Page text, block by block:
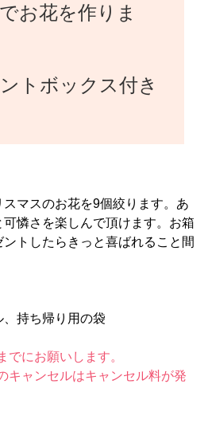
お花を作りま
トボックス付き
マスのお花を9個絞ります。あ
憐さを楽しんで頂けます。お箱
トしたらきっと喜ばれること間
持ち帰り用の袋
にお願いします。
キャンセルはキャンセル料が発